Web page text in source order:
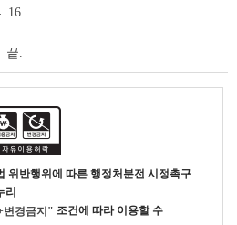
16.
끝.
위반행위에 따른 행정처분전 시정촉구
리
변경금지" 조건에 따라 이용할 수